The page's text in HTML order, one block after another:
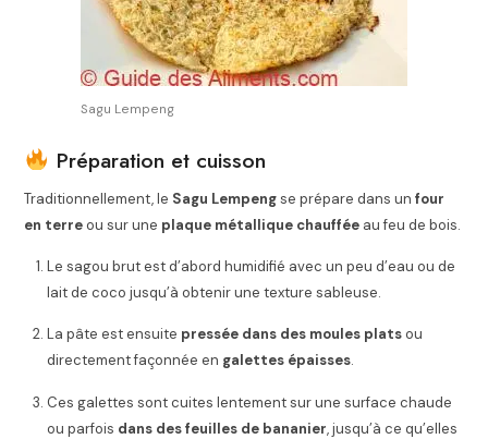
Sagu Lempeng
Préparation et cuisson
Traditionnellement, le Sagu Lempengse prépare dans unfour
en terreou sur une plaque métallique chauffée au feu de bois.
Le sagou brut est d’abord humidifié avec un peu d’eau ou de
lait de coco jusqu’à obtenir une texture sableuse.
La pâte est ensuite pressée dans des moules platsou
directement façonnée en galettes épaisses.
Ces galettes sont cuites lentement sur une surface chaude
ou parfois dans des feuilles de bananier, jusqu’à ce qu’elles